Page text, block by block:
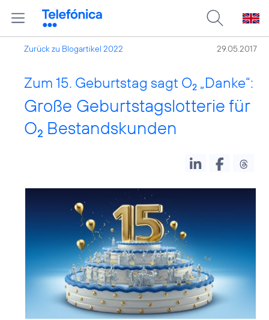
Zurück zu Blogartikel 2022 29.05.2017
Zum 15. Geburtstag sagt O2 „Danke“:
Große Geburtstagslotterie für
O2 Bestandskunden